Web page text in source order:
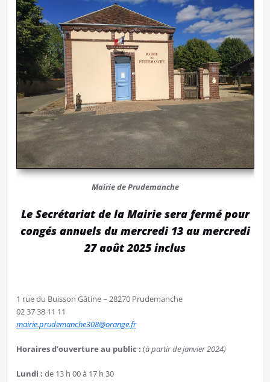
Mairie de Prudemanche
Le Secrétariat de la Mairie sera fermé pour
congés annuels du mercredi 13 au mercredi
27 août 2025 inclus
1 rue du Buisson Gâtine – 28270 Prudemanche
02 37 38 11 11
mairie.prudemanche308@orange.fr
Horaires d’ouverture au public : (à partir de janvier 2024)
Lundi : de 13 h 00 à 17 h 30